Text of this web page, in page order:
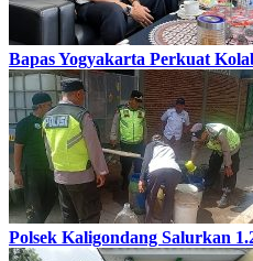
Bapas Yogyakarta Perkuat
Polsek Kaligondang Salurkan